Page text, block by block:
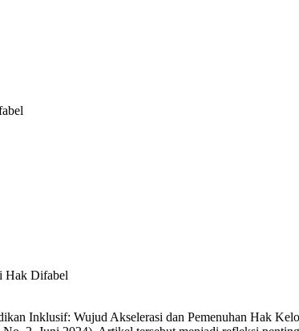
Inklusif: Wujud Akselerasi dan Pemenuhan Hak